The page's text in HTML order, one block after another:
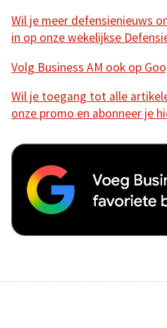
Wil je meer defensienieuws
in op onze wekelijkse
Volg Business AM ook op
Wil je toegang tot alle
onze promo en abonneer je